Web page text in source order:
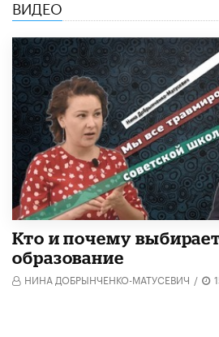
ВИДЕО
Кто и почему
образование
НИНА ДОБРЫНЧЕНКО-МАТУСЕВИЧ /